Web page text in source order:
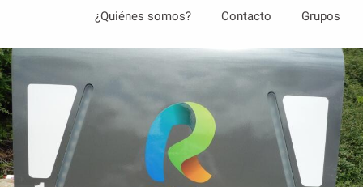
contenu
principal
¿Quiénes somos? Contacto Grupos